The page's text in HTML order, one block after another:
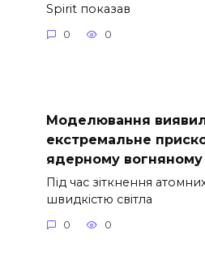
Spirit показав
0 0
Моделювання
екстремальне
ядерному вогняному
Під час зіткнення
швидкістю світла
0 0